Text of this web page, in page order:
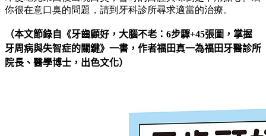
你很在意口臭的問題，請到牙科診所尋求適當的治療。
（本文節錄自《牙齒顧好，大腦不老：6步驟+45張圖，掌握
牙周病與失智症的關鍵》一書， 作者福田真一為福田牙醫診所
院長、醫學博士 ，出色文化）